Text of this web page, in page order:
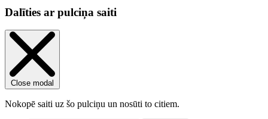
Dalīties ar pulciņa saiti
Close modal
Nokopē saiti uz šo pulciņu un nosūti to citiem.